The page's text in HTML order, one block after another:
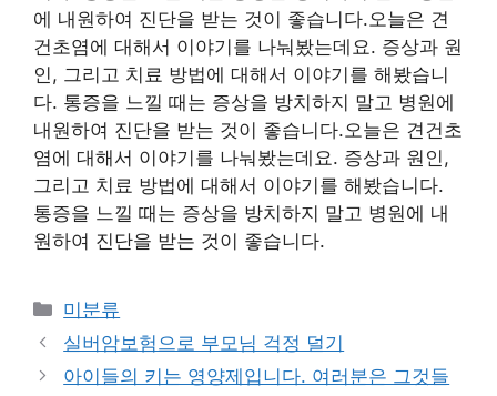
에 내원하여 진단을 받는 것이 좋습니다.오늘은 견
건초염에 대해서 이야기를 나눠봤는데요. 증상과 원
인, 그리고 치료 방법에 대해서 이야기를 해봤습니
다. 통증을 느낄 때는 증상을 방치하지 말고 병원에
내원하여 진단을 받는 것이 좋습니다.오늘은 견건초
염에 대해서 이야기를 나눠봤는데요. 증상과 원인,
그리고 치료 방법에 대해서 이야기를 해봤습니다.
통증을 느낄 때는 증상을 방치하지 말고 병원에 내
원하여 진단을 받는 것이 좋습니다.
Categories
미분류
실버암보험으로 부모님 걱정 덜기
아이들의 키는 영양제입니다. 여러분은 그것들